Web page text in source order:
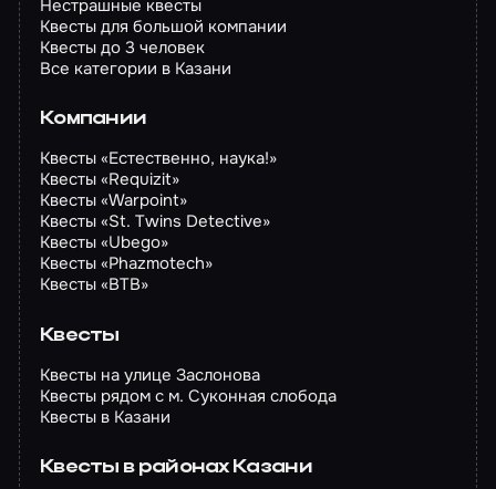
Нестрашные квесты
Квесты для большой компании
Квесты до 3 человек
Все категории в Казани
Компании
Квесты «Естественно, наука!»
Квесты «Requizit»
Квесты «Warpoint»
Квесты «St. Twins Detective»
Квесты «Ubego»
Квесты «Phazmotech»
Квесты «BTB»
Квесты
Квесты на улице Заслонова
Квесты рядом с м. Суконная слобода
Квесты в Казани
Квесты в районах Казани